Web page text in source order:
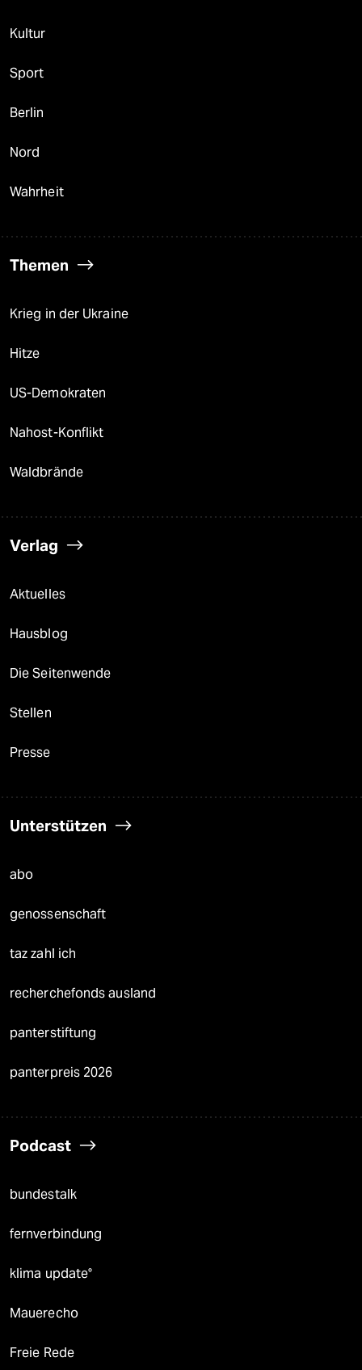
Kultur
Sport
Berlin
Nord
Wahrheit
Themen
Krieg in der Ukraine
Hitze
US-Demokraten
Nahost-Konflikt
Waldbrände
Verlag
Aktuelles
Hausblog
Die Seitenwende
Stellen
Presse
Unterstützen
abo
genossenschaft
taz zahl ich
recherchefonds ausland
panterstiftung
panterpreis 2026
Podcast
bundestalk
fernverbindung
klima update°
Mauerecho
Freie Rede